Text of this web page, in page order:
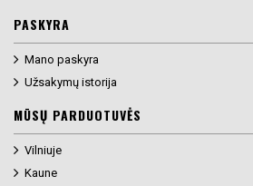
PASKYRA
Mano paskyra
Užsakymų istorija
MŪSŲ PARDUOTUVĖS
Vilniuje
Kaune